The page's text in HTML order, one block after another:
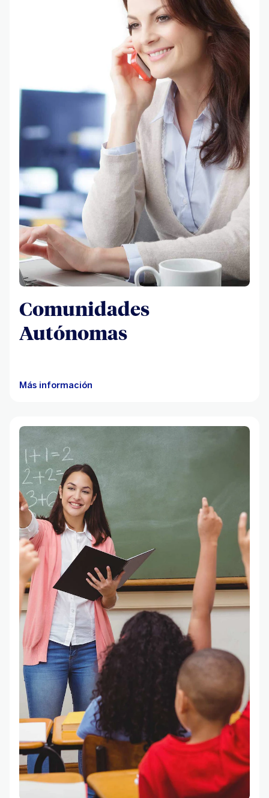
Comunidades
Autónomas
Más información